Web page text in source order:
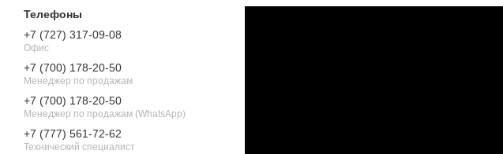
+7 (727) 317-09-08
Офис
+7 (700) 178-20-50
Менеджер по продажам
+7 (700) 178-20-50
Менеджер по продажам (WhatsApp)
+7 (777) 561-72-62
Технический специалист